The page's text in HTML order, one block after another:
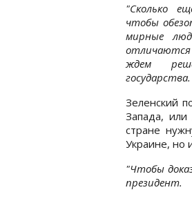
"Сколько
чтобы
мирные
ждем
государства.
Зеленский
Запада,
стране
Украине, но
"Чтобы
президент.